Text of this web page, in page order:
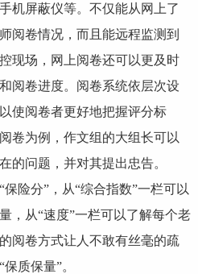
机屏蔽仪等。不仅能从网上了
阅卷情况，而且能远程监测到
现场，网上阅卷还可以更及时
阅卷进度。阅卷系统依层次设
使阅卷者更好地把握评分标
卷为例，作文组的大组长可以
的问题，并对其提出忠告。
险分”，从“综合指数”一栏可以
，从“速度”一栏可以了解每个老
阅卷方式让人不敢有丝毫的疏
质保量”。